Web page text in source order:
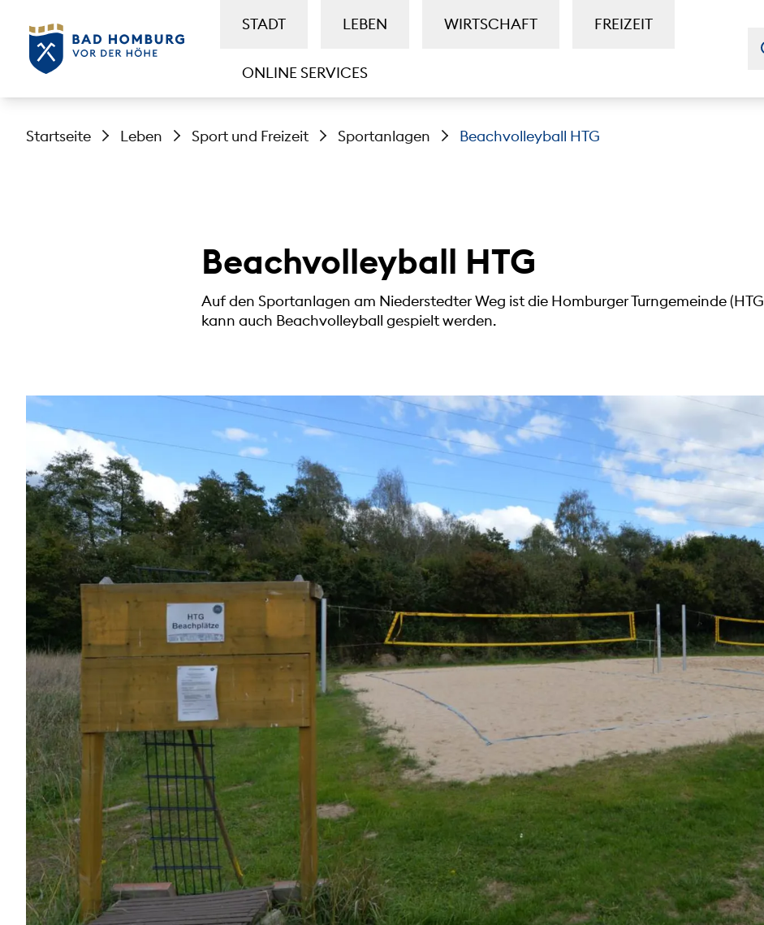
STADT LEBEN WIRTSCHAFT FREIZEIT
ONLINE SERVICES
Startseite Leben Sport und Freizeit Sportanlagen Beachvolleyball HTG
Beachvolleyball HTG
Auf den Sportanlagen am Niederstedter Weg ist die Homburger Turngemeinde
kann auch Beachvolleyball gespielt werden.